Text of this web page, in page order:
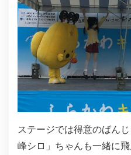
ステージでは得意のばん
峰シロ」ちゃんも一緒に